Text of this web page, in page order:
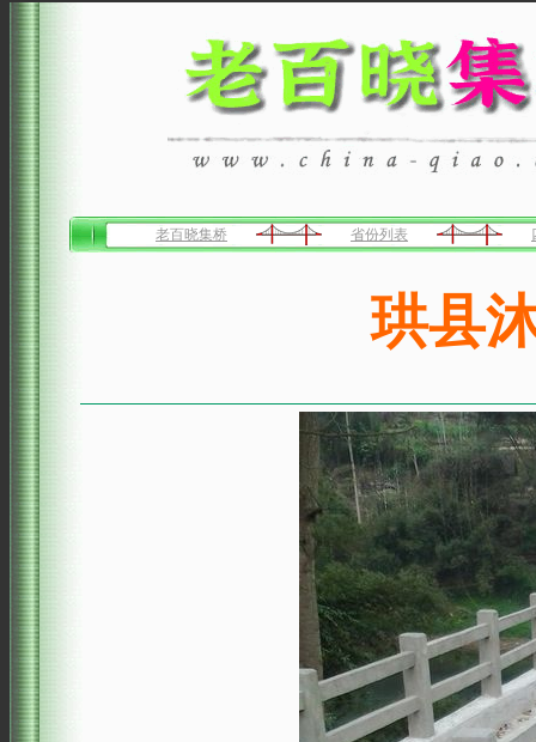
老百晓集桥 省份列表
珙县